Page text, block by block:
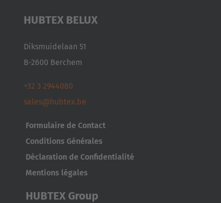
HUBTEX BELUX
Diksmuidelaan 51
B-2600 Berchem
+32 3 2944080
sales@hubtex.be
Formulaire de Contact
Conditions Générales
Déclaration de Confidentialité
Mentions légales
HUBTEX Group